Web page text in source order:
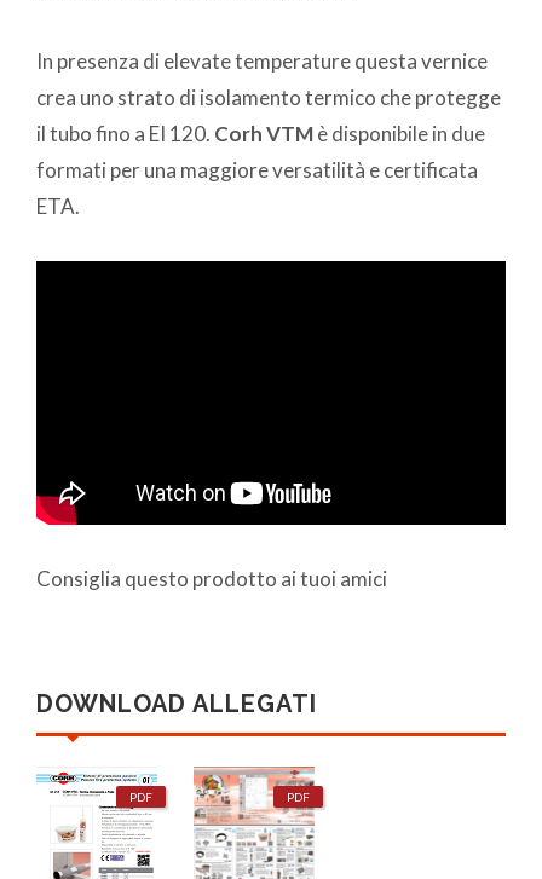
In presenza di elevate temperature questa vernice
crea uno strato di isolamento termico che protegge
il tubo fino a EI 120. Corh VTMè disponibile in due
formati per una maggiore versatilità e certificata
ETA.
Consiglia questo prodotto ai tuoi amici
DOWNLOAD ALLEGATI
PDF PDF